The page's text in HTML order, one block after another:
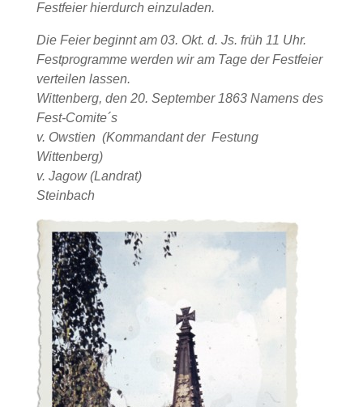
Festfeier hierdurch einzuladen.
Die Feier beginnt am 03. Okt. d. Js. früh 11 Uhr.
Festprogramme werden wir am Tage der Festfeier
verteilen lassen.
Wittenberg, den 20. September 1863 Namens des
Fest-Comite´s
v. Owstien (Kommandant der Festung
Wittenberg)
v. Jagow (Landrat)
Steinbach